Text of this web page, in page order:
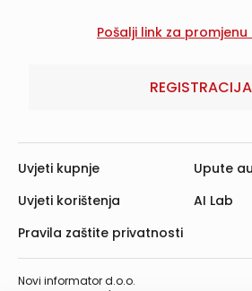
REGISTRACIJA
Novi informator d.o.o.
Uvjeti kupnje
Uvjeti korištenja
Pravila zaštite privatnosti
Upute
AI Lab